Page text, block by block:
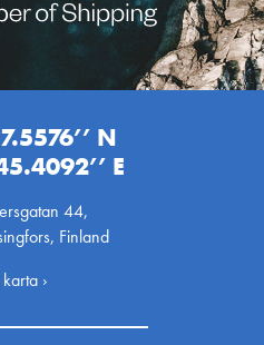
N
E
44,
Finland
›